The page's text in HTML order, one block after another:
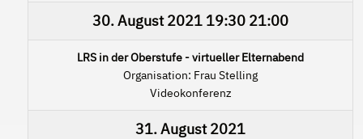
30. August 2021 19:30 21:00
LRS in der Oberstufe - virtueller Elternabend
Organisation: Frau Stelling
Videokonferenz
31. August 2021